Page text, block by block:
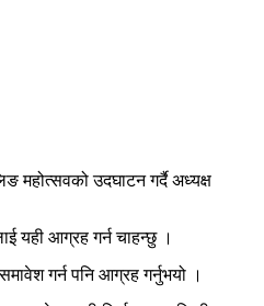
महोत्सवको उदघाटन गर्दै अध्यक्ष
यही आग्रह गर्न चाहन्छु ।
गर्न पनि आग्रह गर्नुभयो ।